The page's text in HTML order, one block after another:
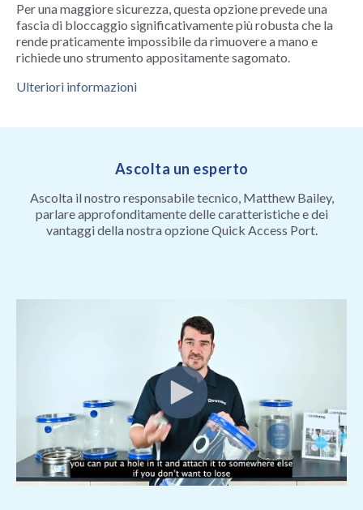
Per una maggiore sicurezza, questa opzione prevede una
fascia di bloccaggio significativamente più robusta che la
rende praticamente impossibile da rimuovere a mano e
richiede uno strumento appositamente sagomato.
Ulteriori informazioni
Ascolta un esperto
Ascolta il nostro responsabile tecnico, Matthew Bailey,
parlare approfonditamente delle caratteristiche e dei
vantaggi della nostra opzione Quick Access Port.